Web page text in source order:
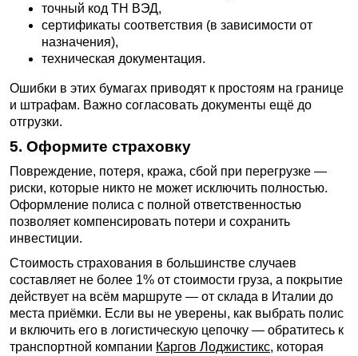
точный код ТН ВЭД,
сертификаты соответствия (в зависимости от
назначения),
техническая документация.
Ошибки в этих бумагах приводят к простоям на границе
и штрафам. Важно согласовать документы ещё до
отгрузки.
5. Оформите страховку
Повреждение, потеря, кража, сбой при перегрузке —
риски, которые никто не может исключить полностью.
Оформление полиса с полной ответственностью
позволяет компенсировать потери и сохранить
инвестиции.
Стоимость страхования в большинстве случаев
составляет не более 1% от стоимости груза, а покрытие
действует на всём маршруте — от склада в Италии до
места приёмки. Если вы не уверены, как выбрать полис
и включить его в логистическую цепочку — обратитесь к
транспортной компании Каргов Лоджистикс, которая